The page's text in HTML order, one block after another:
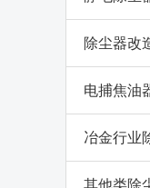
除尘器改
电捕焦油
冶金行业
其他类除